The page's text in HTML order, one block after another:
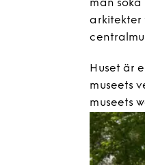
man söka
arkitekter
Huset är
museets
museets